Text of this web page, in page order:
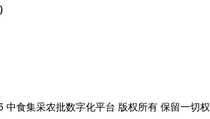
食集采农批数字化平台 版权所有 保留一切